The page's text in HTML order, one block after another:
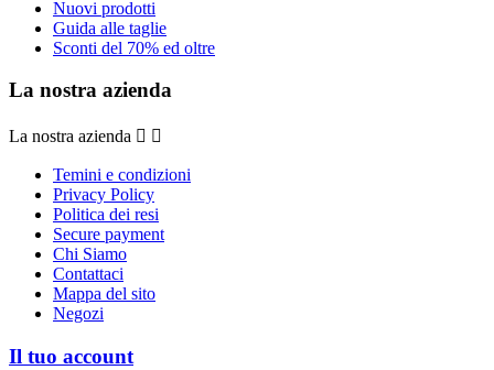
Nuovi prodotti
Guida alle taglie
Sconti del 70% ed oltre
La nostra azienda
La nostra azienda  
Temini e condizioni
Privacy Policy
Politica dei resi
Secure payment
Chi Siamo
Contattaci
Mappa del sito
Negozi
Il tuo account